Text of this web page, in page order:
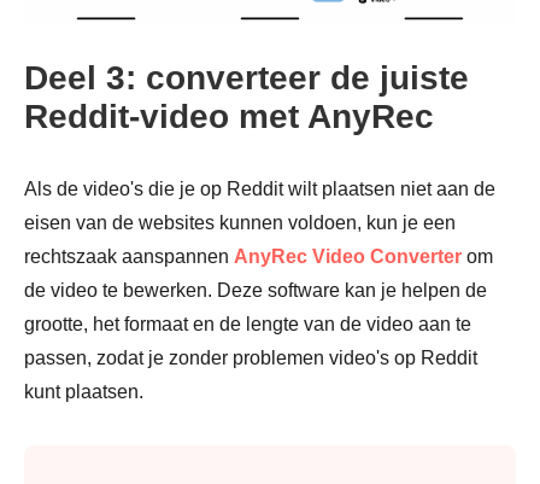
Stap 3.
Deel 3: converteer de juiste
Reddit-video met AnyRec
Als de video's die je op Reddit wilt plaatsen niet aan de
eisen van de websites kunnen voldoen, kun je een
rechtszaak aanspannen AnyRec Video Converter om
de video te bewerken. Deze software kan je helpen de
grootte, het formaat en de lengte van de video aan te
passen, zodat je zonder problemen video's op Reddit
kunt plaatsen.